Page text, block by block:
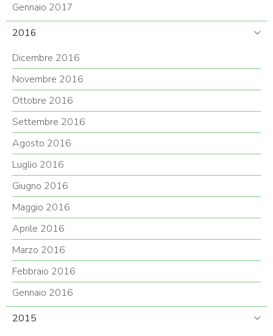
Gennaio 2017
2016
Dicembre 2016
Novembre 2016
Ottobre 2016
Settembre 2016
Agosto 2016
Luglio 2016
Giugno 2016
Maggio 2016
Aprile 2016
Marzo 2016
Febbraio 2016
Gennaio 2016
2015